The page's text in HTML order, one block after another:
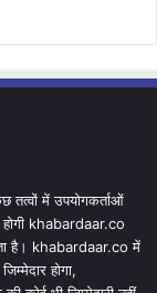
तत्वों में उपयोगकर्ताओं
होगी khabardaar.co
है। khabardaar.co में
होगा,